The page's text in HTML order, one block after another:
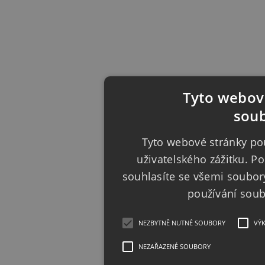
Tyto
Tyto webové stránky
uživatelského zážitku.
souhlasíte se všemi
používání
NEZBYTNĚ NUTNÉ SOUBORY
NEZAŘAZENÉ SOUBORY